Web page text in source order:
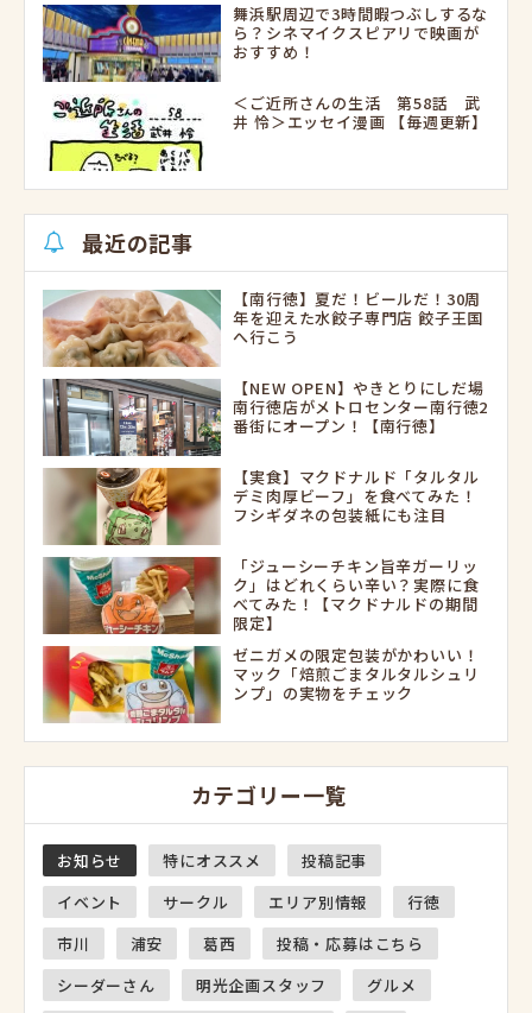
舞浜駅周辺で3時間暇つぶしするな
ら？シネマイクスピアリで映画が
おすすめ！
＜ご近所さんの生活 第58話 武
井 怜＞エッセイ漫画 【毎週更新】
最近の記事
【南行徳】夏だ！ビールだ！30周
年を迎えた水餃子専門店 餃子王国
へ行こう
【NEW OPEN】やきとりにしだ場
南行徳店がメトロセンター南行徳2
番街にオープン！【南行徳】
【実食】マクドナルド「タルタル
デミ肉厚ビーフ」を食べてみた！
フシギダネの包装紙にも注目
「ジューシーチキン旨辛ガーリッ
ク」はどれくらい辛い？実際に食
べてみた！【マクドナルドの期間
限定】
ゼニガメの限定包装がかわいい！
マック「焙煎ごまタルタルシュリ
ンプ」の実物をチェック
カテゴリー一覧
お知らせ 特にオススメ
投稿記事
イベント
サークル エリア別情報
行徳
市川
浦安 葛西
投稿・応募はこちら
シーダーさん
明光企画スタッフ
グルメ